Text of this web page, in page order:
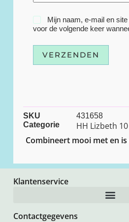
Mijn naam, e-mail en
voor de volgende keer
VERZENDEN
SKU
431658
Categorie
HH Lizbeth 10
Combineert mooi met en
Klantenservice
Contactgegevens